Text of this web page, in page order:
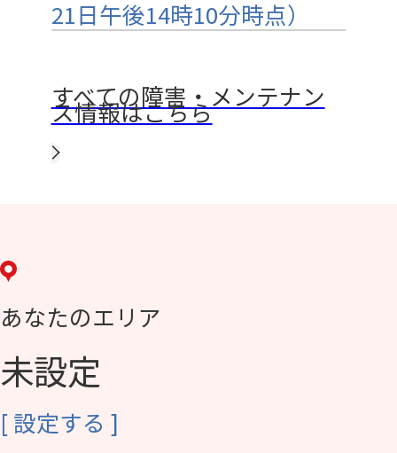
21日午後14時10分時点）
すべての障害・メンテナン
ス情報はこちら
あなたのエリア
未設定
[設定する ]